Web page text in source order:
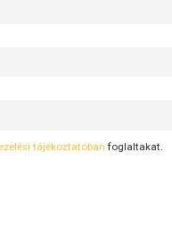
tájékoztatóban foglaltakat.